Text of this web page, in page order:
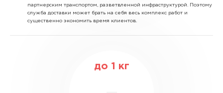
партнерским транспортом, разветвленной инфраструктурой. Поэтому
служба доставки может брать на себя весь комплекс работ и
существенно экономить время клиентов.
до 1 кг